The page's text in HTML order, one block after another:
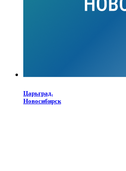
Царьград.
Новосибирск